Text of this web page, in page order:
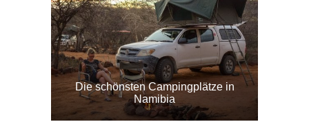
Die schönsten Campingplätze in
Namibia